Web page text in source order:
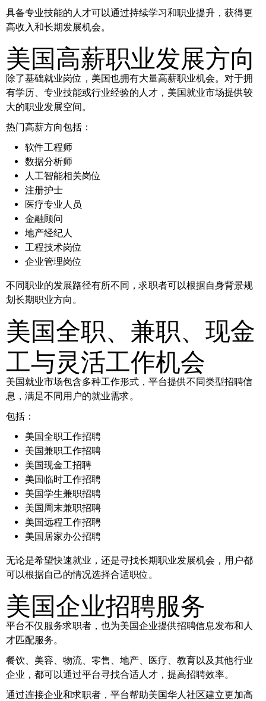
具备专业技能的人才可以通过持续学习和职业提升，获得更
高收入和长期发展机会。
美国高薪职业发展方向
除了基础就业岗位，美国也拥有大量高薪职业机会。对于拥
有学历、专业技能或行业经验的人才，美国就业市场提供较
大的职业发展空间。
热门高薪方向包括：
软件工程师
数据分析师
人工智能相关岗位
注册护士
医疗专业人员
金融顾问
地产经纪人
工程技术岗位
企业管理岗位
不同职业的发展路径有所不同，求职者可以根据自身背景规
划长期职业方向。
美国全职、兼职、现金
工与灵活工作机会
美国就业市场包含多种工作形式，平台提供不同类型招聘信
息，满足不同用户的就业需求。
包括：
美国全职工作招聘
美国兼职工作招聘
美国现金工招聘
美国临时工作招聘
美国学生兼职招聘
美国周末兼职招聘
美国远程工作招聘
美国居家办公招聘
无论是希望快速就业，还是寻找长期职业发展机会，用户都
可以根据自己的情况选择合适职位。
美国企业招聘服务
平台不仅服务求职者，也为美国企业提供招聘信息发布和人
才匹配服务。
餐饮、美容、物流、零售、地产、医疗、教育以及其他行业
企业，都可以通过平台寻找合适人才，提高招聘效率。
通过连接企业和求职者，平台帮助美国华人社区建立更加高